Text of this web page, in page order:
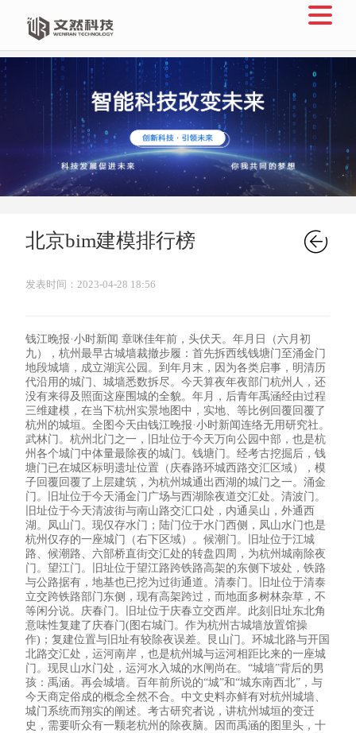
北京bim建模排行榜 
发表时间：2023-04-28 18:56
钱江晚报·小时新闻 章咪佳年前，头伏天。年月日（六月初
九），杭州最早古城墙裁撤步履：首先拆西线钱塘门至涌金门
地段城墙，成立湖滨公园。到年月末，因为各类启事，明清历
代沿用的城门、城墙悉数拆尽。今天算夜年夜部门杭州人，还
没有来得及照面这座围城的全貌。年月，后青年禹涵经由过程
三维建模，在当下杭州实景地图中，实地、等比例回覆回覆了
杭州的城垣。全图今天由钱江晚报·小时新闻连络无用研究社。
武林门。杭州北门之一，旧址位于今天万向公园中部，也是杭
州各个城门中体量最除夜的城门。钱塘门。经考古挖掘后，钱
塘门已在城区标明遗址位置（庆春路环城西路交汇区域），模
子回覆回覆了上层建筑，为杭州城通出西湖的城门之一。涌金
门。旧址位于今天涌金门广场与西湖除夜道交汇处。清波门。
旧址位于今天清波街与南山路交汇口处，内通吴山，外通西
湖。凤山门。现仅存水门；陆门位于水门西侧，凤山水门也是
杭州仅存的一座城门（右下区域）。候潮门。旧址位于江城
路、候潮路、六部桥直街交汇处的转盘四周，为杭州城南除夜
门。望江门。旧址位于望江路跨铁路高架的东侧下坡处，铁路
与公路据有，地基也已挖为过街通道。清泰门。旧址位于清泰
立交跨铁路部门东侧，现有高架跨过，而地面多树林杂草，不
等闲分说。庆春门。旧址位于庆春立交西岸。此刻旧址东北角
意味性复建了庆春门(图右城门。作为杭州古城墙放置馆操
作)；复建位置与旧址有较除夜误差。艮山门。环城北路与开国
北路交汇处，运河南岸，也是杭州城与运河相距比来的一座城
门。现艮山水门处，运河水入城的水闸尚在。“城墙”背后的男
孩：禹涵。再会城墙。百年前所说的“城”和“城东南西北”，与
今天商定俗成的概念全然不合。中文史料亦鲜有对杭州城墙、
城门系统而翔实的阐述。考古研究者说，讲杭州城垣的变迁
史，需要听众有一颗老杭州的除夜脑。因而禹涵的图里头，十